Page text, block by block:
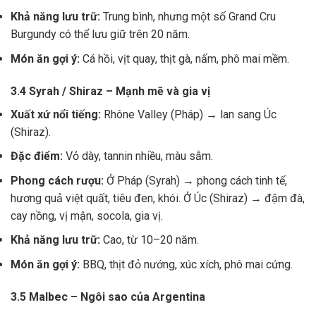
Khả năng lưu trữ: Trung bình, nhưng một số Grand Cru
Burgundy có thể lưu giữ trên 20 năm.
Món ăn gợi ý: Cá hồi, vịt quay, thịt gà, nấm, phô mai mềm.
3.4 Syrah / Shiraz – Mạnh mẽ và gia vị
Xuất xứ nổi tiếng: Rhône Valley (Pháp) → lan sang Úc
(Shiraz).
Đặc điểm: Vỏ dày, tannin nhiều, màu sẫm.
Phong cách rượu: Ở Pháp (Syrah) → phong cách tinh tế,
hương quả việt quất, tiêu đen, khói. Ở Úc (Shiraz) → đậm đà,
cay nồng, vị mận, socola, gia vị.
Khả năng lưu trữ: Cao, từ 10–20 năm.
Món ăn gợi ý: BBQ, thịt đỏ nướng, xúc xích, phô mai cứng.
3.5 Malbec – Ngôi sao của Argentina